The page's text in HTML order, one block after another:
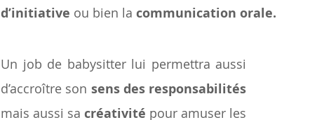
d’initiative ou bien la communication orale.
Un job de babysitter lui permettra aussi
d’accroître son sens des responsabilités
mais aussi sa créativité pour amuser les